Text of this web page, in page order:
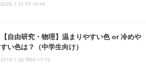
2026.7.31 Fri 16:45
【自由研究・物理】温まりやすい色 or 冷めや
すい色は？（中学生向け）
2018.7.25 Wed 17:15